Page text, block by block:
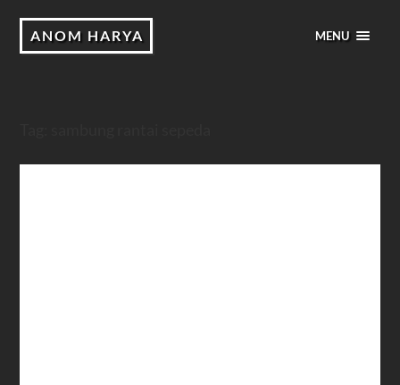
ANOM HARYA MENU